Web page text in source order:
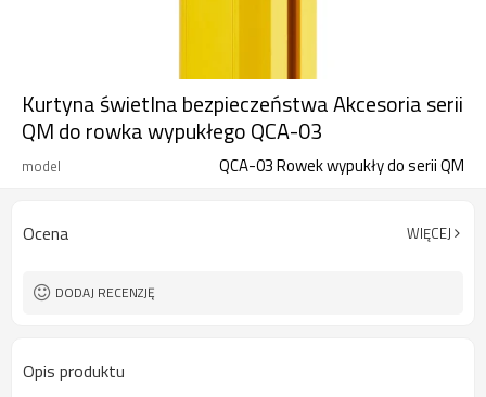
Kurtyna świetlna bezpieczeństwa Akcesoria serii
QM do rowka wypukłego QCA-03
model QCA-03 Rowek wypukły do serii QM
Ocena WIĘCEJ
DODAJ RECENZJĘ
Opis produktu